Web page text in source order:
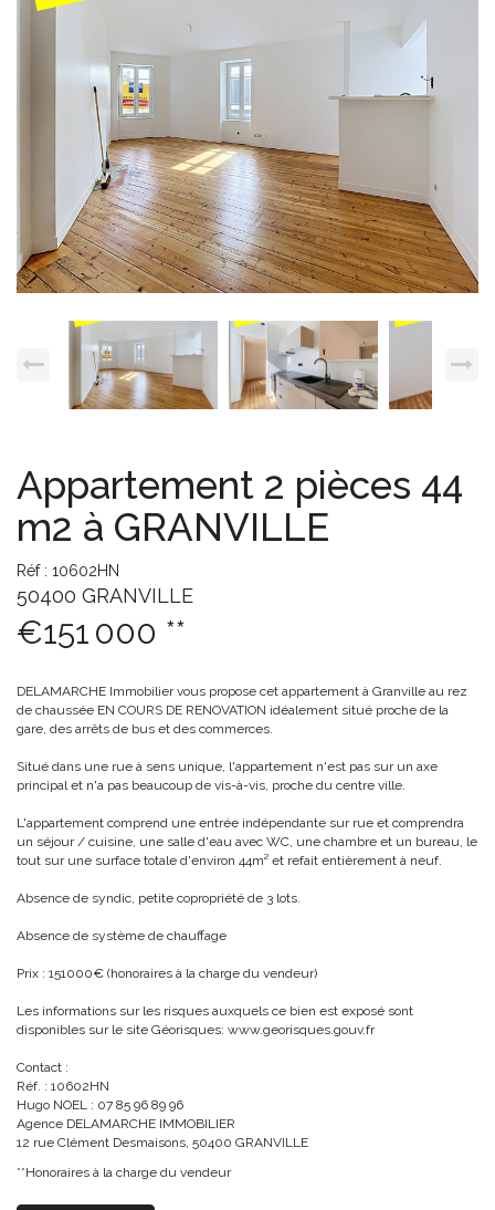
Appartement 2 pièces 44
m2 à GRANVILLE
Réf : 10602HN
50400 GRANVILLE
€151 000 **
DELAMARCHE Immobilier vous propose cet appartement à Granville au rez
de chaussée EN COURS DE RENOVATION idéalement situé proche de la
gare, des arrêts de bus et des commerces.
Situé dans une rue à sens unique, l'appartement n'est pas sur un axe
principal et n'a pas beaucoup de vis-à-vis, proche du centre ville.
L'appartement comprend une entrée indépendante sur rue et comprendra
un séjour / cuisine, une salle d'eau avec WC, une chambre et un bureau, le
tout sur une surface totale d'environ 44m² et refait entièrement à neuf.
Absence de syndic, petite copropriété de 3 lots.
Absence de système de chauffage
Prix : 151000€ (honoraires à la charge du vendeur)
Les informations sur les risques auxquels ce bien est exposé sont
disponibles sur le site Géorisques: www.georisques.gouv.fr
Contact :
Réf. : 10602HN
Hugo NOEL : 07 85 96 89 96
Agence DELAMARCHE IMMOBILIER
12 rue Clément Desmaisons, 50400 GRANVILLE
**Honoraires à la charge du vendeur